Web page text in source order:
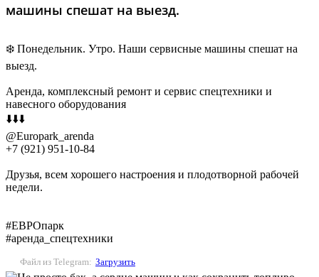
машины спешат на выезд.
❄️ Понедельник. Утро. Наши сервисные машины спешат на
выезд.
Аренда, комплексный ремонт и сервис спецтехники и
навесного оборудования
⬇️⬇️⬇️
@Europark_arenda
+7 (921) 951-10-84
Друзья, всем хорошего настроения и плодотворной рабочей
недели.
#ЕВРОпарк
#аренда_спецтехники
Файл из Telegram: Загрузить